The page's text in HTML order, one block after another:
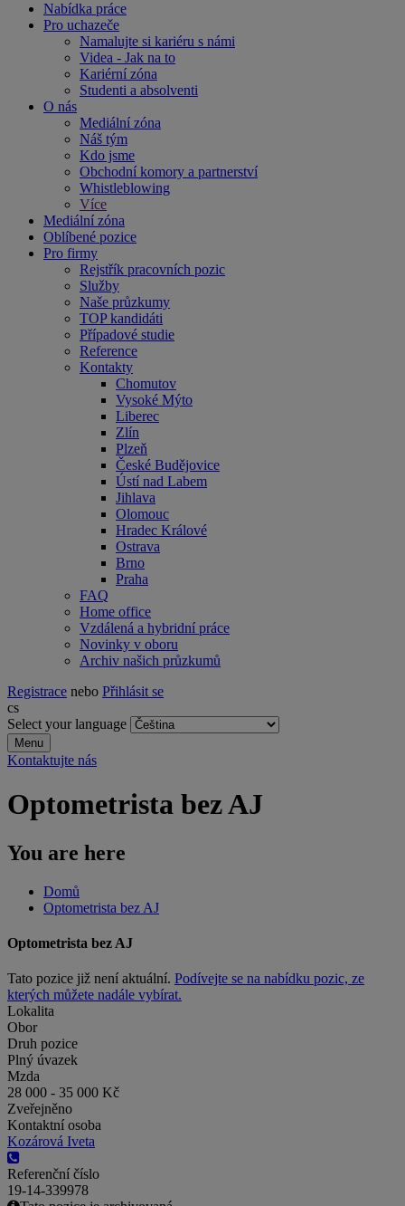
Nabídka práce
Pro uchazeče
Namalujte si kariéru s námi
Videa - Jak na to
Kariérní zóna
Studenti a absolventi
O nás
Mediální zóna
Náš tým
Kdo jsme
Obchodní komory a partnerství
Whistleblowing
Více
Mediální zóna
Oblíbené pozice
Pro firmy
Rejstřík pracovních pozic
Služby
Naše průzkumy
TOP kandidáti
Případové studie
Reference
Kontakty
Chomutov
Vysoké Mýto
Liberec
Zlín
Plzeň
České Budějovice
Ústí nad Labem
Jihlava
Olomouc
Hradec Králové
Ostrava
Brno
Praha
FAQ
Home office
Vzdálená a hybridní práce
Novinky v oboru
Archiv našich průzkumů
Registrace nebo Přihlásit se
cs
Select your language
Menu
Kontaktujte nás
Optometrista bez AJ
You are here
Domů
Optometrista bez AJ
Optometrista bez AJ
Tato pozice již není aktuální. Podívejte se na nabídku pozic, ze
kterých můžete nadále vybírat.
Lokalita
Obor
Druh pozice
Plný úvazek
Mzda
28 000 - 35 000 Kč
Zveřejněno
Kontaktní osoba
Kozárová Iveta
Referenční číslo
19-14-339978